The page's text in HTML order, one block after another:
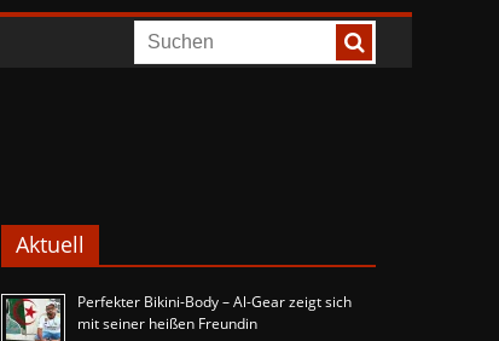
Aktuell
Perfekter Bikini-Body – Al-Gear zeigt sich
mit seiner heißen Freundin